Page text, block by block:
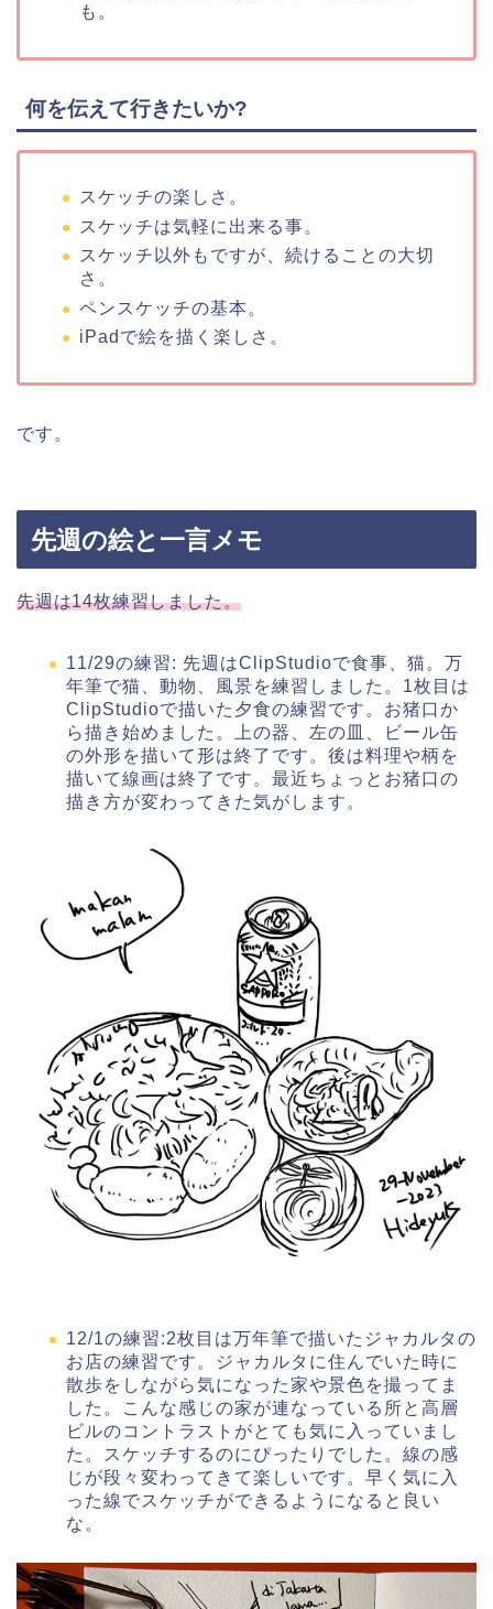
も。
何を伝えて行きたいか?
スケッチの楽しさ。
スケッチは気軽に出来る事。
スケッチ以外もですが、続けることの大切
さ。
ペンスケッチの基本。
iPadで絵を描く楽しさ。
です。
先週の絵と一言メモ
先週は14枚練習しました。
11/29の練習: 先週はClipStudioで食事、猫。万
年筆で猫、動物、風景を練習しました。1枚目は
ClipStudioで描いた夕食の練習です。お猪口か
ら描き始めました。上の器、左の皿、ビール缶
の外形を描いて形は終了です。後は料理や柄を
描いて線画は終了です。最近ちょっとお猪口の
描き方が変わってきた気がします。
12/1の練習:2枚目は万年筆で描いたジャカルタの
お店の練習です。ジャカルタに住んでいた時に
散歩をしながら気になった家や景色を撮ってま
した。こんな感じの家が連なっている所と高層
ビルのコントラストがとても気に入っていまし
た。スケッチするのにぴったりでした。線の感
じが段々変わってきて楽しいです。早く気に入
った線でスケッチができるようになると良い
な。